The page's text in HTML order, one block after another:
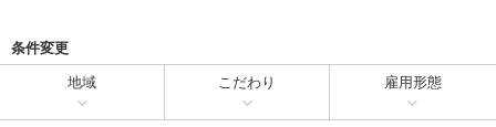
条件変更
地域 こだわり 雇用形態